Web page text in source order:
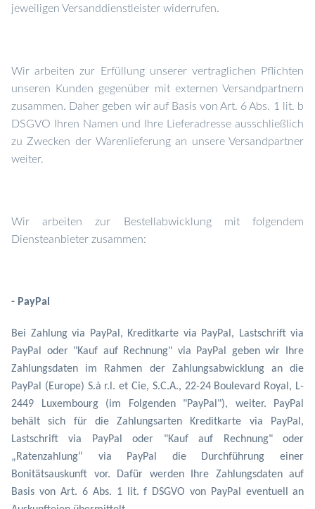
jeweiligen Versanddienstleister widerrufen.
Wir arbeiten zur Erfüllung unserer vertraglichen Pflichten
unseren Kunden gegenüber mit externen Versandpartnern
zusammen. Daher geben wir auf Basis von Art. 6 Abs. 1 lit. b
DSGVO Ihren Namen und Ihre Lieferadresse ausschließlich
zu Zwecken der Warenlieferung an unsere Versandpartner
weiter.
Wir arbeiten zur Bestellabwicklung mit folgendem
Diensteanbieter zusammen:
- PayPal
Bei Zahlung via PayPal, Kreditkarte via PayPal, Lastschrift via
PayPal oder "Kauf auf Rechnung" via PayPal geben wir Ihre
Zahlungsdaten im Rahmen der Zahlungsabwicklung an die
PayPal (Europe) S.à r.l. et Cie, S.C.A., 22-24 Boulevard Royal, L-
2449 Luxembourg (im Folgenden "PayPal"), weiter. PayPal
behält sich für die Zahlungsarten Kreditkarte via PayPal,
Lastschrift via PayPal oder "Kauf auf Rechnung" oder
„Ratenzahlung“ via PayPal die Durchführung einer
Bonitätsauskunft vor. Dafür werden Ihre Zahlungsdaten auf
Basis von Art. 6 Abs. 1 lit. f DSGVO von PayPal eventuell
an